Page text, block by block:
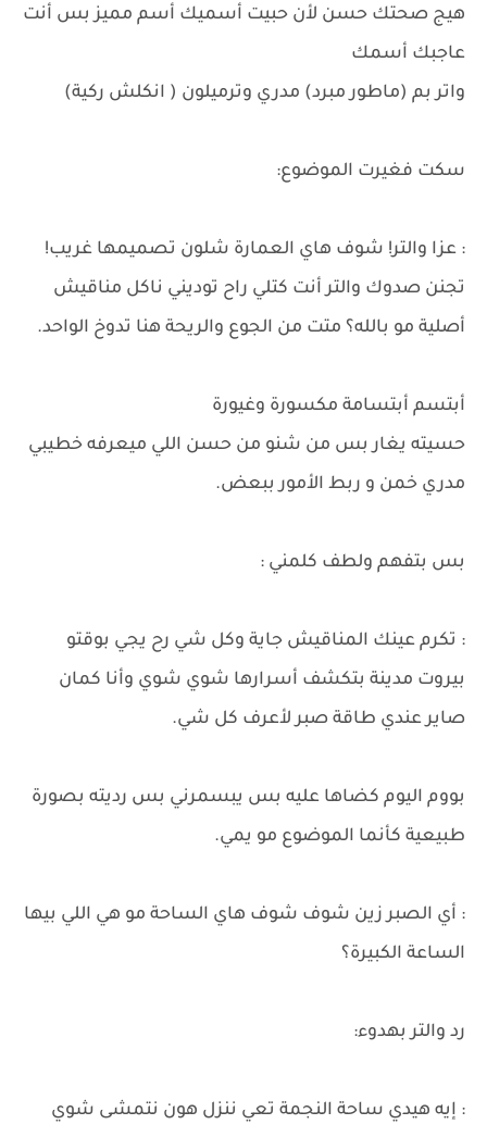
هيج صحتك حسن لأن حبيت أسميك أسم مميز بس أنت
عاجبك أسمك
واتر بم (ماطور مبرد) مدري وترميلون ( انكلش ركية)
سكت فغيرت الموضوع:
: عزا والتر! شوف هاي العمارة شلون تصميمها غريب!
تجنن صدوك والتر أنت كتلي راح توديني ناكل مناقيش
أصلية مو بالله؟ متت من الجوع والريحة هنا تدوخ الواحد.
​أبتسم أبتسامة مكسورة وغيورة
حسيته يغار بس من شنو من حسن اللي ميعرفه خطيبي
مدري خمن و ربط الأمور ببعض.
بس بتفهم ولطف كلمني :
: تكرم عينك المناقيش جاية وكل شي رح يجي بوقتو
بيروت مدينة بتكشف أسرارها شوي شوي وأنا كمان
صاير عندي طاقة صبر لأعرف كل شي.
بووم اليوم كضاها عليه بس يبسمرني بس رديته بصورة
طبيعية كأنما الموضوع مو يمي.
: أي الصبر زين شوف شوف هاي الساحة مو هي اللي بيها
الساعة الكبيرة؟
رد ​والتر بهدوء:
: إيه هيدي ساحة النجمة تعي ننزل هون نتمشى شوي